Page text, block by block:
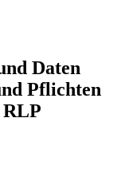
Daten
Pflichten
RLP